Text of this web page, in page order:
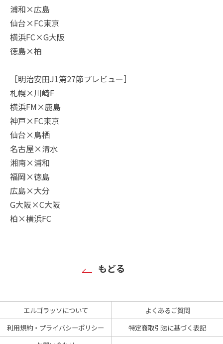
浦和×広島
仙台×FC東京
横浜FC×G大阪
徳島×柏
［明治安田J1第27節プレビュー］
札幌×川崎F
横浜FM×鹿島
神戸×FC東京
仙台×鳥栖
名古屋×清水
湘南×浦和
福岡×徳島
広島×大分
G大阪×C大阪
柏×横浜FC
もどる
エルゴラッソについて
よくあるご質問
利用規約・プライバシーポリシー
特定商取引法に基づく表記